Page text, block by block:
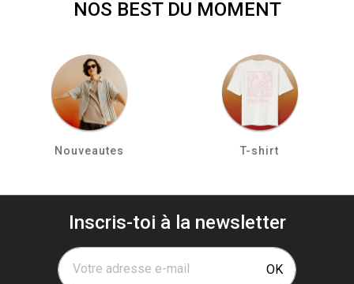
NOS BEST DU MOMENT
Nouveautes T-shirt
Inscris-toi à la newsletter
Votre adresse e-mail OK